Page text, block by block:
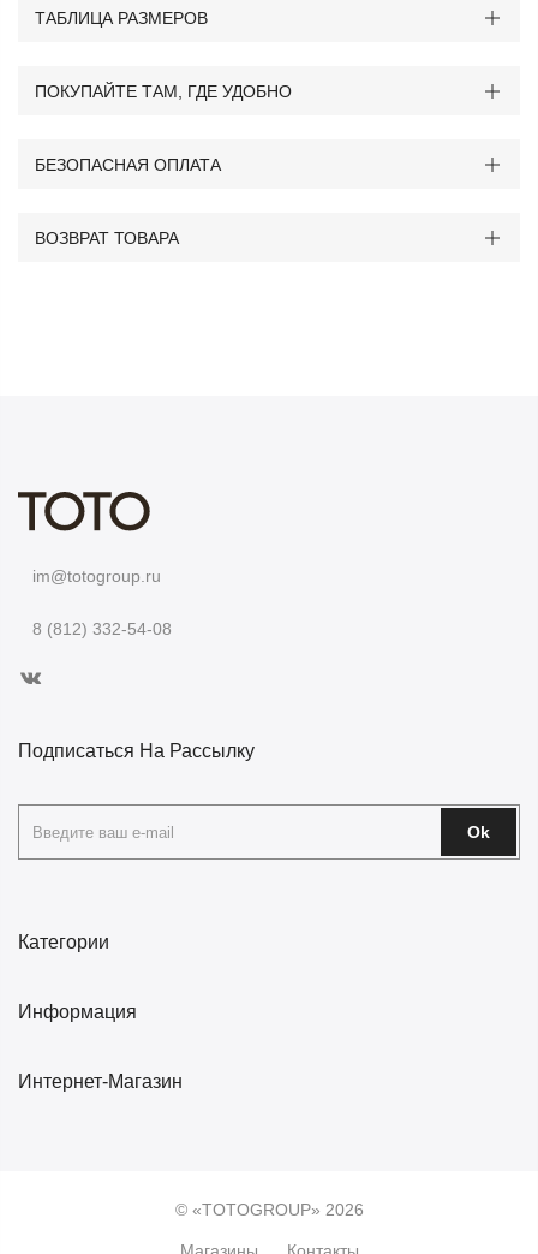
ТАБЛИЦА РАЗМЕРОВ
ПОКУПАЙТЕ ТАМ, ГДЕ УДОБНО
БЕЗОПАСНАЯ ОПЛАТА
ВОЗВРАТ ТОВАРА
im@totogroup.ru
8 (812) 332-54-08
Категории
Информация
Интернет-Магазин
Подписаться На Рассылку
Ok
© «TOTOGROUP» 2026